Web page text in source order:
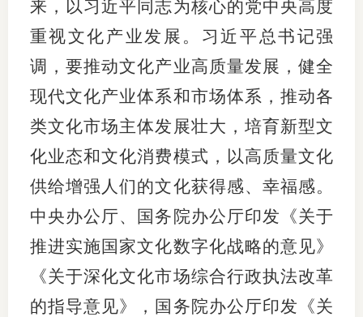
来，以习近平同志为核心的党中央高度
重视文化产业发展。习近平总书记强
调，要推动文化产业高质量发展，健全
现代文化产业体系和市场体系，推动各
类文化市场主体发展壮大，培育新型文
化业态和文化消费模式，以高质量文化
供给增强人们的文化获得感、幸福感。
中央办公厅、国务院办公厅印发《关于
推进实施国家文化数字化战略的意见》
《关于深化文化市场综合行政执法改革
的指导意见》，国务院办公厅印发《关